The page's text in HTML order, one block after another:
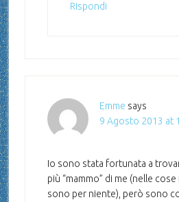
Rispondi
Emme says
9 Agosto 2013 at
Io sono stata fortunata a
più “mammo” di me (nelle
sono per niente), però sono